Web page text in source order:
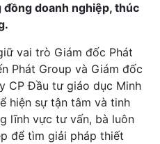
doanh nghiệp, thúc
vai trò Giám đốc Phát
Phát Group và Giám đốc
CP Đầu tư giáo dục Minh
hiện sự tận tâm và tinh
lĩnh vực tư vấn, bà luôn
để tìm giải pháp thiết